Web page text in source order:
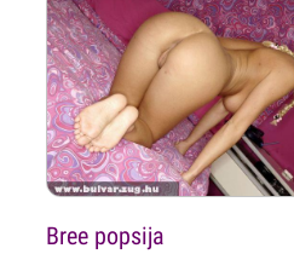
Bree popsija